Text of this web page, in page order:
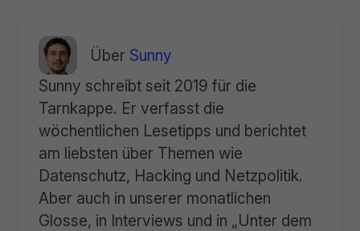
Über Sunny
Sunny schreibt seit 2019 für die
Tarnkappe. Er verfasst die
wöchentlichen Lesetipps und berichtet
am liebsten über Themen wie
Datenschutz, Hacking und Netzpolitik.
Aber auch in unserer monatlichen
Glosse, in Interviews und in „Unter dem